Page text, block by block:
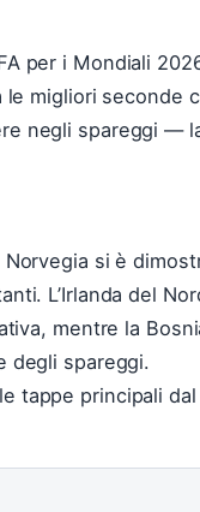
per i Mondiali
migliori seconde
negli spareggi —
si è
L’Irlanda del
mentre la
degli spareggi.
tappe principali